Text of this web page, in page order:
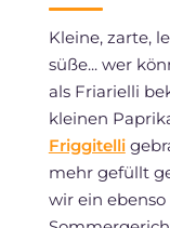
Kleine, zarte,
süße... wer
als Friarielli
kleinen
Friggitelli
mehr gefüllt
wir ein